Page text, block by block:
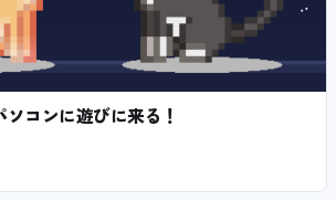
コンに遊びに来る！